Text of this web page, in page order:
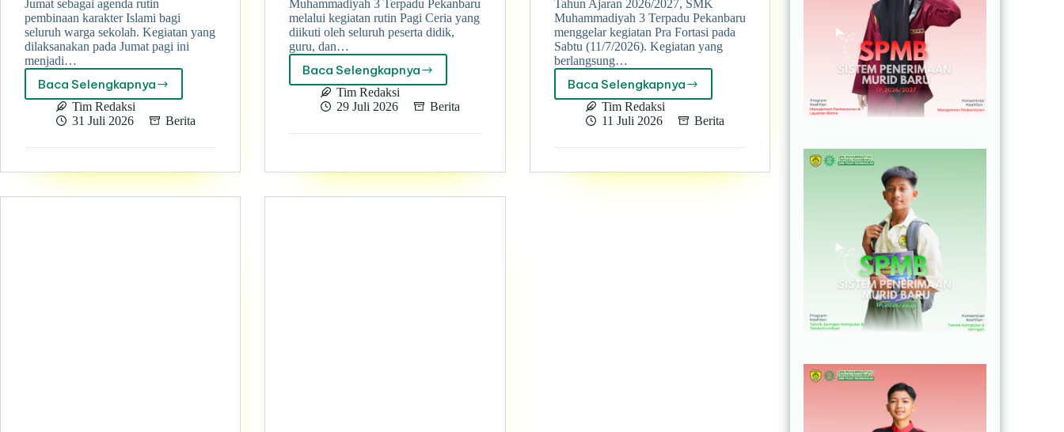
Jumat sebagai agenda rutin
pembinaan karakter Islami bagi
seluruh warga sekolah. Kegiatan yang
dilaksanakan pada Jumat pagi ini
menjadi…
Baca Selengkapnya
Muhadaroh
Jumat
SMK
3
Pekanbaru
Berlanjut
Tim Redaksi
31 Juli 2026
Berita
Muhammadiyah 3 Terpadu Pekanbaru
melalui kegiatan rutin Pagi Ceria yang
diikuti oleh seluruh peserta didik,
guru, dan…
Baca Selengkapnya
Pagi
Ceria
di
Muhammadiyah
Pekanbaru
Melaksanakan
Tim Redaksi
29 Juli 2026
Berita
Tahun Ajaran 2026/2027, SMK
Muhammadiyah 3 Terpadu Pekanbaru
menggelar kegiatan Pra Fortasi pada
Sabtu (11/7/2026). Kegiatan yang
berlangsung…
Baca Selengkapnya
Bangun
Kesan
Pertama
Positif,
Fortasi
Tim Redaksi
11 Juli 2026
Berita